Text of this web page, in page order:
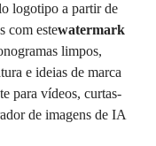
logotipo a partir de
com estewatermark
limpos,
e ideias de marca
para vídeos, curtas-
de imagens de IA